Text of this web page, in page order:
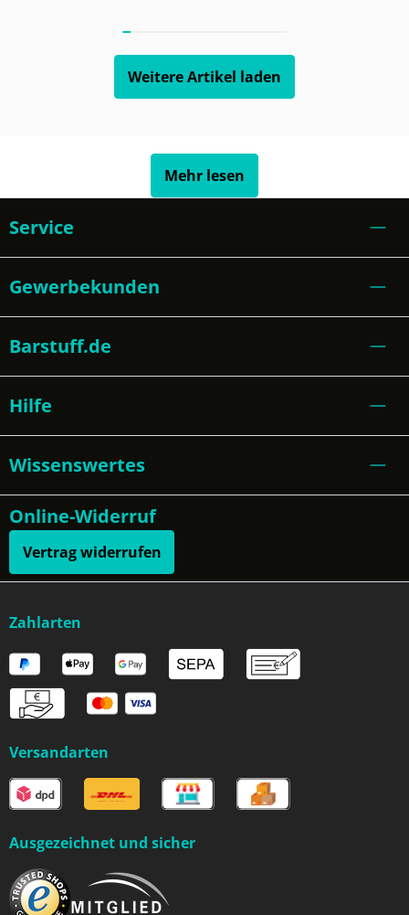
Weitere Artikel laden
Mehr lesen
Service
Gewerbekunden
Barstuff.de
Hilfe
Wissenswertes
Online-Widerruf
Vertrag widerrufen
Zahlarten
Versandarten
Ausgezeichnet und sicher